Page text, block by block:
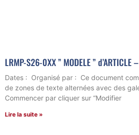
LRMP-S26-0XX ” MODELE ” d’ARTICLE
Dates : Organisé par : Ce document
de zones de texte alternées avec des
Commencer par cliquer sur “Modifier
Lire la suite »